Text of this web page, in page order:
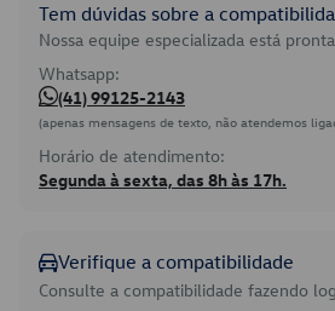
Tem dúvidas sobre a
Nossa equipe especializada está
Whatsapp:
(41) 99125-2143
(apenas mensagens de texto, não atendemos
Horário de atendimento:
Segunda à sexta, das 8h às 17h.
Verifique a compatibilidade
Consulte a compatibilidade fazendo